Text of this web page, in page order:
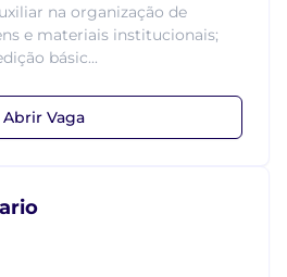
na organização de
e materiais institucionais;
básic...
Abrir Vaga